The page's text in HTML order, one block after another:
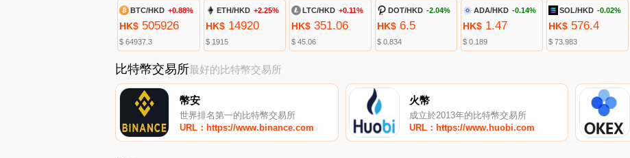
BTC/HKD +0.88%
HK$ 505926
$ 64937.3
ETH/HKD +2.25%
HK$14920
$ 1915
LTC/HKD +0.11%
HK$351.06
$ 45.06
DOT/HKD -2.04%
HK$6.5
$ 0.834
ADA/HKD -0.14%
HK$1.47
$ 0.189
SOL/HKD -0.02%
HK$ 576.4
$ 73.983
比特幣交易所最好的比特幣交易所
幣安
世界排名第一的比特幣交易所
URL：https://www.binance.com
火幣
成立於2013年的比特幣交易所
URL：https://www.huobi.com